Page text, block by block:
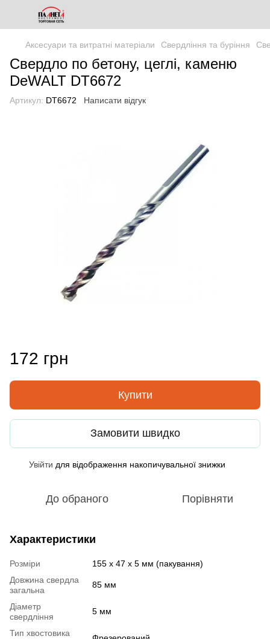
Аксесуари та витратні матеріали Свердління та буріння
Свердло по бетону, цеглі, каменю
DeWALT DT6672
Артикул: DT6672 Написати відгук
172 грн
Купити
Замовити швидко
Увійти для відображення накопичувальної знижки
До обраного Порівняти
Характеристики
Розміри
155 х 47 х 5 мм (пакування)
Довжина свердла
загальна
85 мм
Діаметр
свердління
5 мм
Тип хвостовика